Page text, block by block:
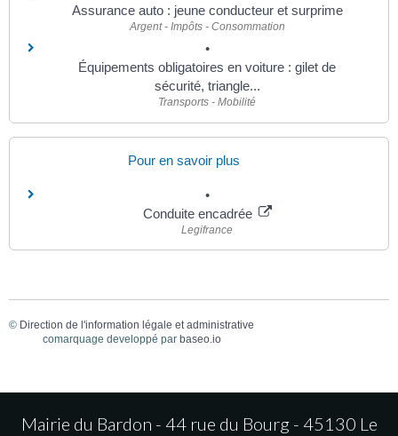
Assurance auto : jeune conducteur et surprime
Argent - Impôts - Consommation
Équipements obligatoires en voiture : gilet de
sécurité, triangle...
Transports - Mobilité
Pour en savoir plus
Conduite encadrée
Legifrance
© Direction de l'information légale et administrative
comarquage developpé par baseo.io
Mairie du Bardon - 44 rue du Bourg - 45130 Le